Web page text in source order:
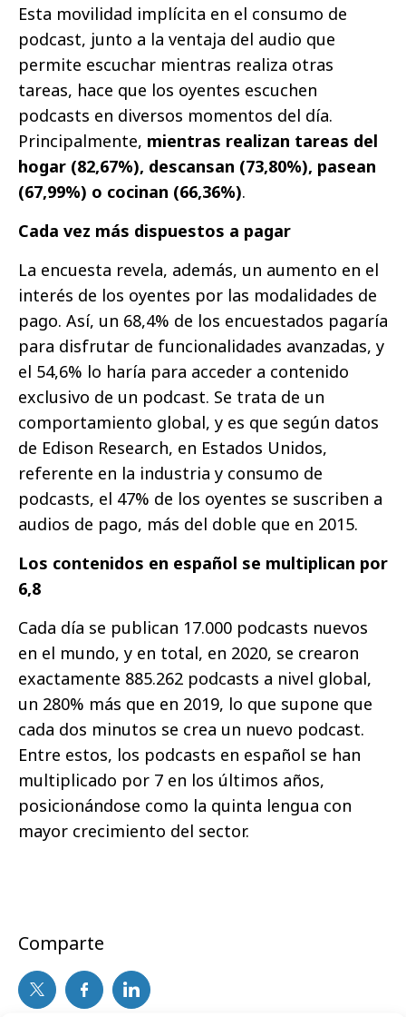
Esta movilidad implícita en el consumo de
podcast, junto a la ventaja del audio que
permite escuchar mientras realiza otras
tareas, hace que los oyentes escuchen
podcasts en diversos momentos del día.
Principalmente, mientras realizan tareas del
hogar (82,67%), descansan (73,80%), pasean
(67,99%) o cocinan (66,36%).
Cada vez más dispuestos a pagar
La encuesta revela, además, un aumento en el
interés de los oyentes por las modalidades de
pago. Así, un 68,4% de los encuestados pagaría
para disfrutar de funcionalidades avanzadas, y
el 54,6% lo haría para acceder a contenido
exclusivo de un podcast. Se trata de un
comportamiento global, y es que según datos
de Edison Research, en Estados Unidos,
referente en la industria y consumo de
podcasts, el 47% de los oyentes se suscriben a
audios de pago, más del doble que en 2015.
Los contenidos en español se multiplican por
6,8
Cada día se publican 17.000 podcasts nuevos
en el mundo, y en total, en 2020, se crearon
exactamente 885.262 podcasts a nivel global,
un 280% más que en 2019, lo que supone que
cada dos minutos se crea un nuevo podcast.
Entre estos, los podcasts en español se han
multiplicado por 7 en los últimos años,
posicionándose como la quinta lengua con
mayor crecimiento del sector.
Comparte